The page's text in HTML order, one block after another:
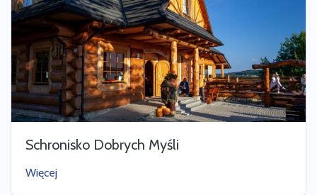
Schronisko Dobrych Myśli
Więcej